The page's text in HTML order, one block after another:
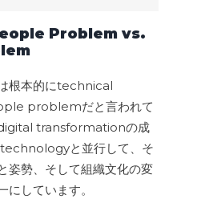
Problem vs.
根本的にtechnical
problemだと言われて
transformationの成
と並行して、そ
姿勢、そして組織文化の変
しています。